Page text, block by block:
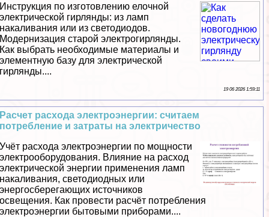
Инструкция по изготовлению елочной
электрической гирлянды: из ламп
накаливания или из светодиодов.
Модернизация старой электрогирлянды.
Как выбрать необходимые материалы и
элементную базу для электрической
гирлянды....
19 06 2026 1:59:11
Расчет расхода электроэнергии: считаем
потрeбление и затраты на электричество
Учёт расхода электроэнергии по мощности
электрооборудования. Влияние на расход
электрической энергии применения ламп
накаливания, светодиодных или
энергосберегающих источников
освещения. Как провести расчёт потрeбления
электроэнергии бытовыми приборами....